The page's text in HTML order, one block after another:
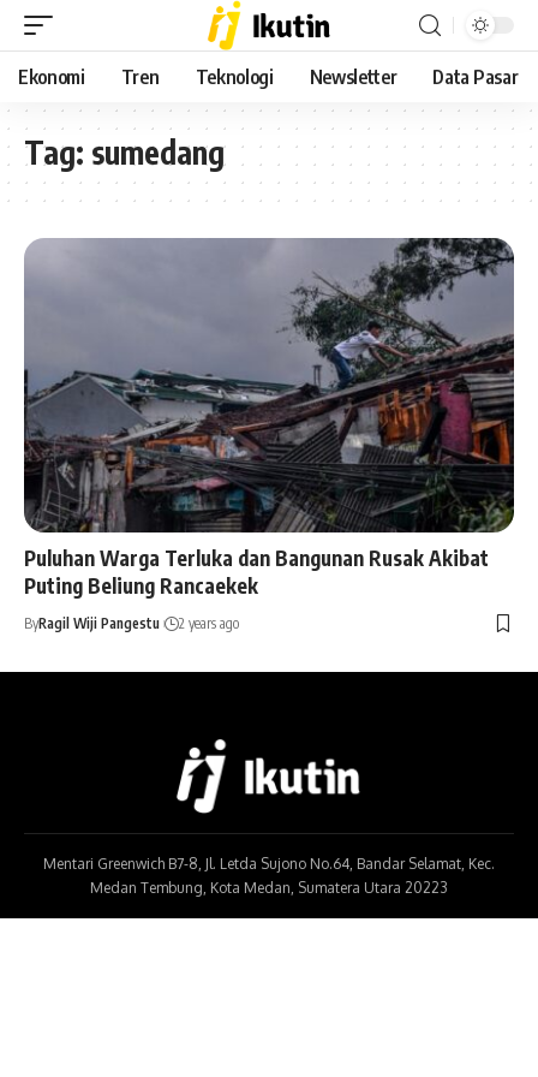
Ekonomi Tren Teknologi Newsletter Data Pasar
Tag: sumedang
Puluhan Warga Terluka dan Bangunan Rusak Akibat
Puting Beliung Rancaekek
ByRagil Wiji Pangestu 2 years ago
Mentari Greenwich B7-8, Jl. Letda Sujono No.64, Bandar Selamat, Kec.
Medan Tembung, Kota Medan, Sumatera Utara 20223